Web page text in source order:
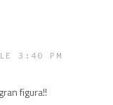
3:40 PM
figura!!